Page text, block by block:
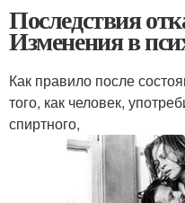
Последствия
Изменения в
Как правило после
того, как человек,
спиртного,